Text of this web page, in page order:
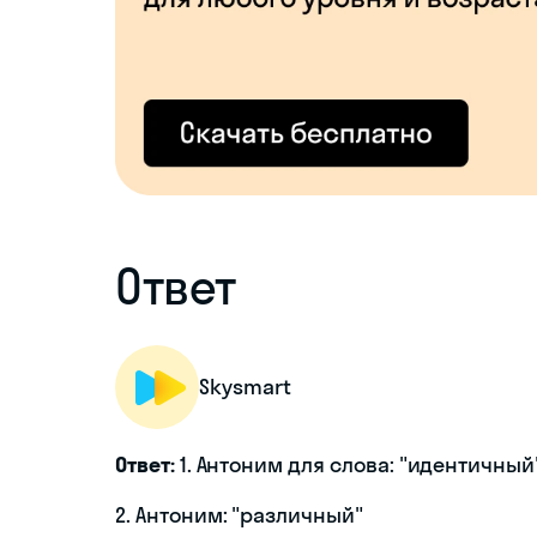
Ответ
Skysmart
Ответ:1. Антоним для слова:
2. Антоним: "различный"